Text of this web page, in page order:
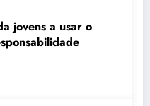
jovens a usar o